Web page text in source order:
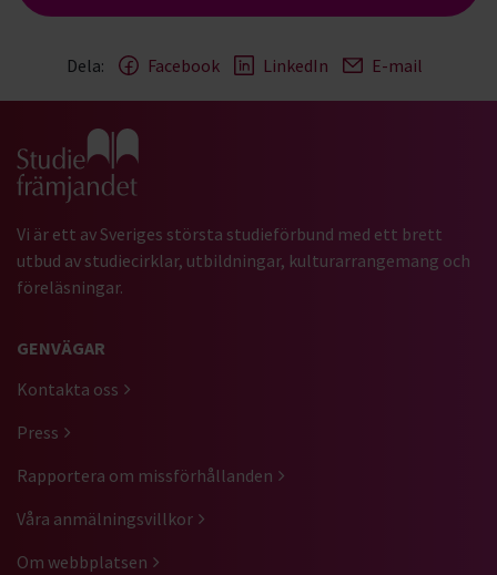
Dela: Facebook LinkedIn E-mail
Gå till studiefrämjandets startsida
Vi är ett av Sveriges största studieförbund med ett brett
utbud av studiecirklar, utbildningar, kulturarrangemang och
föreläsningar.
GENVÄGAR
Kontakta oss
Press
Rapportera om missförhållanden
Våra anmälningsvillkor
Om webbplatsen